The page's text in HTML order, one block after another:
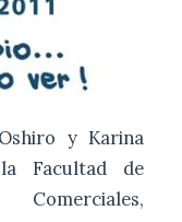
y Karina
Facultad de